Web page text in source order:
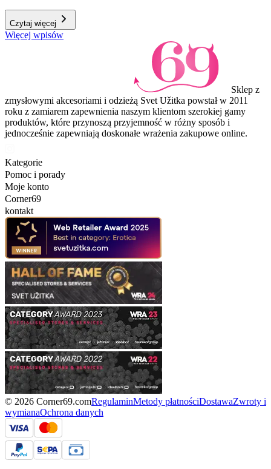
Czytaj więcej
Więcej wpisów
Sklep z
zmysłowymi akcesoriami i odzieżą Svet Užitka powstał w 2011
roku z zamiarem zapewnienia naszym klientom szerokiej gamy
produktów, które przynoszą przyjemność w różny sposób i
jednocześnie zapewniają doskonałe wrażenia zakupowe online.
Kategorie
Pomoc i porady
Moje konto
Corner69
kontakt
© 2026 Corner69.comRegulaminMetody płatnościDostawaZwroty i
wymianaOchrona danych